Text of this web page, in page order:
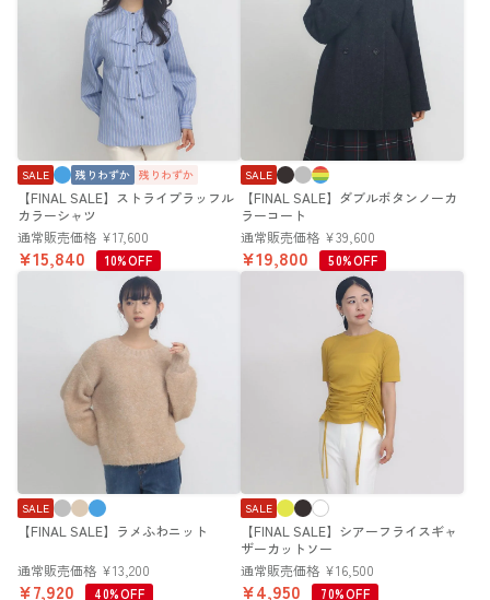
【FINAL SALE】ストライプラッフル
カラーシャツ
SALE 残りわずか 残りわずか
通常販売価格 ¥17,600
¥15,840 10%OFF
【FINAL SALE】ダブルボタンノーカ
ラーコート
SALE
通常販売価格 ¥39,600
¥19,800 50%OFF
【FINAL SALE】ラメふわニット
SALE
通常販売価格 ¥13,200
¥7,920 40%OFF
【FINAL SALE】シアーフライスギャ
ザーカットソー
SALE
通常販売価格 ¥16,500
¥4,950 70%OFF